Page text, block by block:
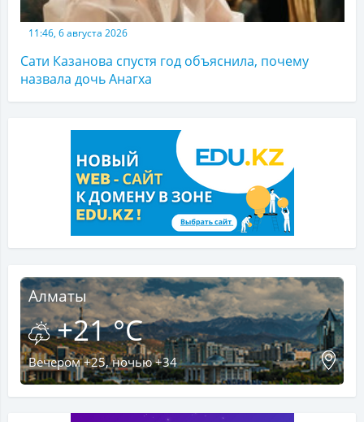
11:46, 6 августа 2026
Сати Казанова спустя год объяснила, почему
назвала дочь Анагха
Алматы
+21 °C
Вечером +25, ночью +34